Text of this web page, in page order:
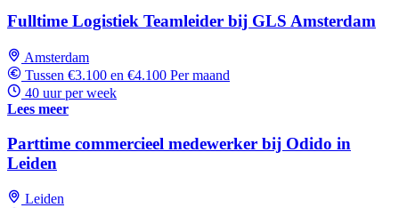
Fulltime Logistiek Teamleider bij GLS Amsterdam
Amsterdam
Tussen €3.100 en €4.100 Per maand
40 uur per week
Lees meer
Parttime commercieel medewerker bij Odido in
Leiden
Leiden